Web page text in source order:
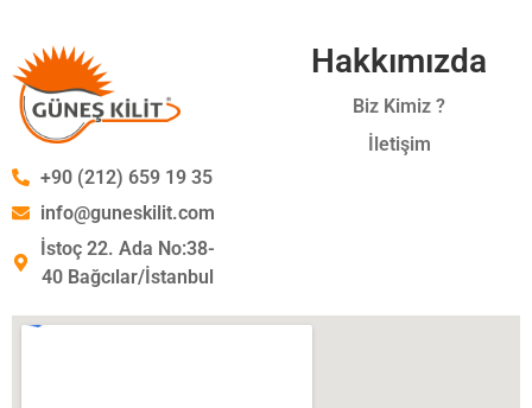
+90 (212) 659 19 35
info@guneskilit.com
İstoç 22. Ada No:38-
40 Bağcılar/İstanbul
Hakkımızda
Biz Kimiz ?
İletişim